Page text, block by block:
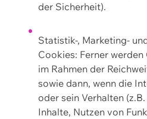
der Sicherheit).
Statistik-, Marketing-
Cookies: Ferner
im Rahmen der
sowie dann, wenn die
oder sein Verhalten
Inhalte, Nutzen von